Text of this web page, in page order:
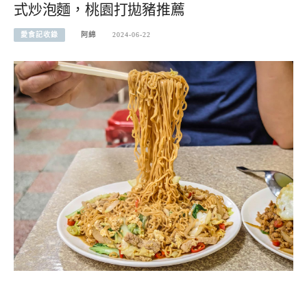
式炒泡麵，桃園打拋豬推薦
愛食記收錄 阿綿 2024-06-22